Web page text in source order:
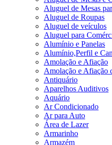
Aluguel de Mesas
Aluguel de Roupas
Aluguel de veículos
Aluguel para
Alumínio e Panelas
Alumínio,Perfil e
Amolação e Afiação
Amolação e Afiação
Antiquário
Aparelhos Auditivos
Aquário
Ar Condicionado
Ar para Auto
Área de Lazer
Armarinho
Armazém